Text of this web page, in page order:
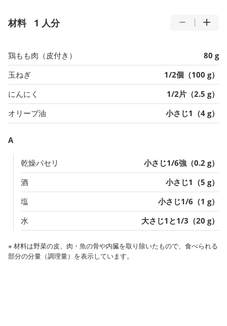
材料 1 人分
鶏もも肉（皮付き）
80 g
玉ねぎ
1/2個（100 g）
にんにく
1/2片（2.5 g）
オリーブ油
小さじ1（4 g）
A
乾燥パセリ
小さじ1/6強（0.2 g）
酒
小さじ1（5 g）
塩
小さじ1/6（1 g）
水
大さじ1と1/3（20 g）
※ 材料は野菜の皮、肉・魚の骨や内臓を取り除いたもので、食べられる
部分の分量（調理量）を表示しています。